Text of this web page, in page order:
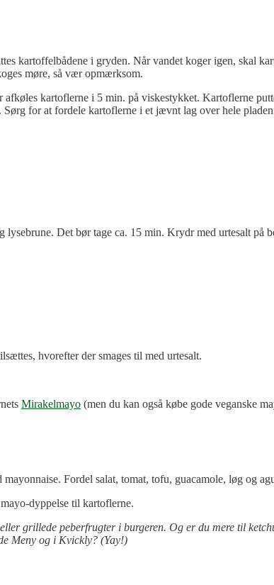
kartoffelbådene i gryden. Når vandet koger igen, skal
møre, så vær opmærksom.
kartoflerne i 5 min. på viskestykket. Kartoflerne
for at fordele kartoflerne i et jævnt lag over hele
Det bør tage ca. 15 min. Krydr med urtesalt på
hvorefter der smages til med urtesalt.
Mirakelmayo (men du kan også købe gode veganske
Fordel salat, tomat, tofu, guacamole, løg og
dyppelse til kartoflerne.
grillede peberfrugter i burgeren. Og er du mere til
Meny og i Kvickly? (Yay!)